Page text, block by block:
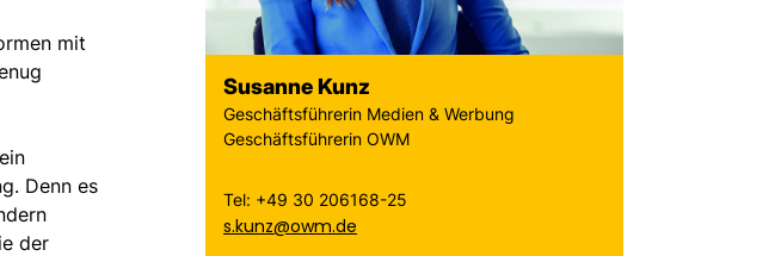
mit
Denn es
der
Susanne Kunz
Geschäftsführerin Medien & Werbung
Geschäftsführerin OWM
Tel: +49 30 206168-25
s.kunz@owm.de